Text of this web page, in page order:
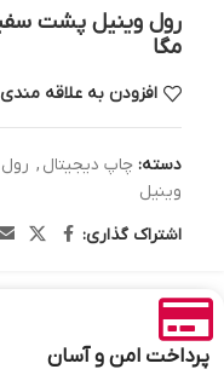
مگا
افزودن به علاقه مندی
دسته: چاپ دیجیتال , رول
وینیل
اشتراک گذاری:
پرداخت امن و آسان